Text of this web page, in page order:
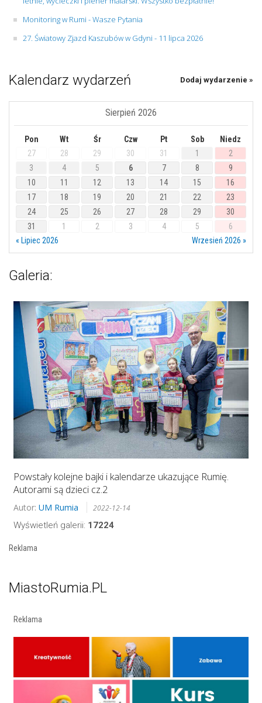
Monitoring w Rumi - Wasze Pytania
27. Światowy Zjazd Kaszubów w Gdyni - 11 lipca 2026
Kalendarz wydarzeń Dodaj wydarzenie »
Sierpień 2026
Pon Wt Śr Czw Pt Sob
Niedz
27
28 29 30 31 1
2
3
4 5 6 7 8
9
10
11 12 13 14 15
16
17
18 19 20 21 22
23
24
25 26 27 28 29
30
31
1 2 3 4 5
6
« Lipiec 2026
Wrzesień 2026 »
Galeria:
Powstały kolejne bajki i kalendarze ukazujące Rumię.
Autorami są dzieci cz.2
Autor: UM Rumia 2022-12-14
Wyświetleń galerii: 17224
Reklama
MiastoRumia.PL
Reklama